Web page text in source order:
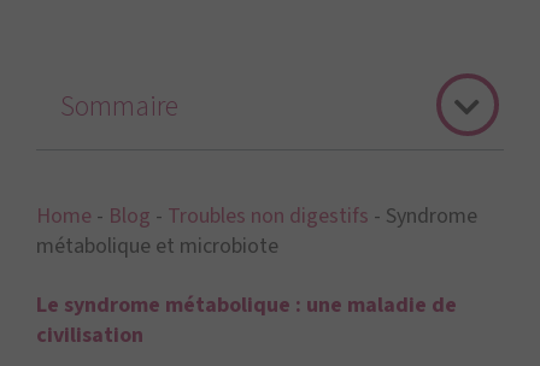
Home - Blog - Troubles non digestifs - Syndrome
métabolique et microbiote
Le syndrome métabolique : une maladie de
civilisation
Sommaire